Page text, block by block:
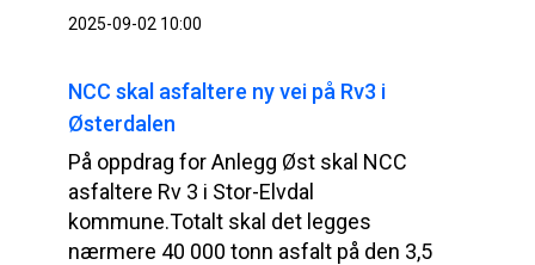
2025-09-02 10:00
NCC skal asfaltere ny vei på Rv3 i
Østerdalen
På oppdrag for Anlegg Øst skal NCC
asfaltere Rv 3 i Stor-Elvdal
kommune.Totalt skal det legges
nærmere 40 000 tonn asfalt på den 3,5